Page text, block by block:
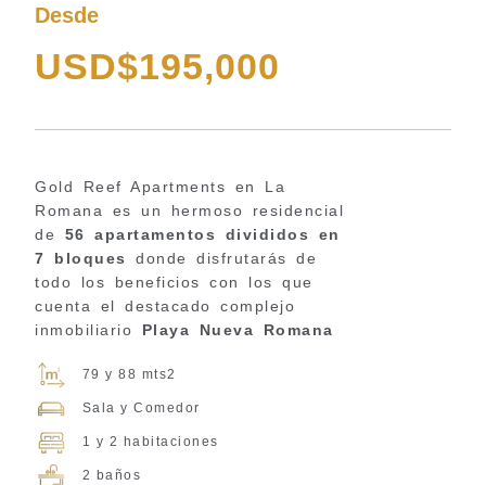
Desde
USD$195,000
Gold Reef Apartments en La
Romana es un hermoso residencial
de 56 apartamentos divididos en
7 bloques
donde disfrutarás de
todo los beneficios con los que
cuenta el destacado complejo
inmobiliario Playa Nueva Romana
79 y 88 mts2
Sala y Comedor
1 y 2 habitaciones
2 baños